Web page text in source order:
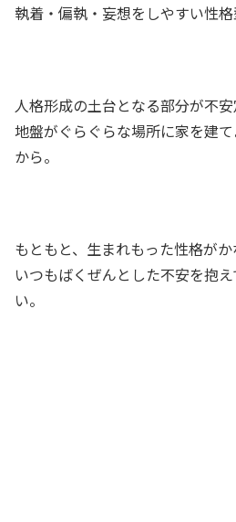
執着・偏執・妄想をしやすい性格
人格形成の土台となる部分が不安
地盤がぐらぐらな場所に家を建
から。
もともと、生まれもった性格がか
いつもばくぜんとした不安を抱
い。